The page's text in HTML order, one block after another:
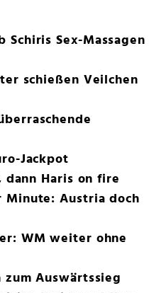
Sex-Massagen
schießen Veilchen
Jackpot
Haris on fire
Austria doch
WM weiter ohne
Auswärtssieg